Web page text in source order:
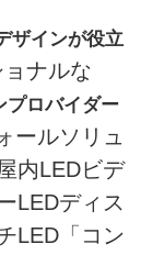
ザインが役立
ナルな
プロバイダー
ールソリュ
内LEDビデ
LEDディス
LED「コン